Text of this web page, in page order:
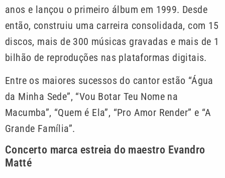
anos e lançou o primeiro álbum em 1999. Desde
então, construiu uma carreira consolidada, com 15
discos, mais de 300 músicas gravadas e mais de 1
bilhão de reproduções nas plataformas digitais.
Entre os maiores sucessos do cantor estão “Água
da Minha Sede”, “Vou Botar Teu Nome na
Macumba”, “Quem é Ela”, “Pro Amor Render” e “A
Grande Família”.
Concerto marca estreia do maestro Evandro
Matté